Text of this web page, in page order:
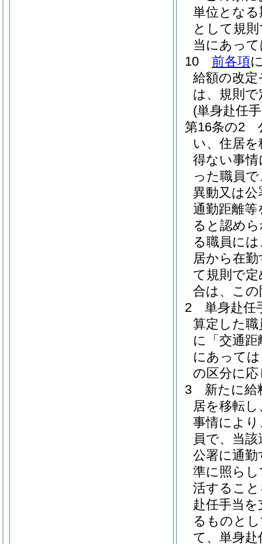
単位とな
として規
当にあっ
10
前各項
給額の改
は、規則
(単身赴任
第16条の2
い、住居
得ない事
った職員
異動又は
通勤距離
ると認め
る職員に
居から在
て規則で
合は、こ
2
単身赴任
算定した
に「交通
にあって
の区分に
3
新たに給
居を移転
事情によ
員で、当
公署に通
準に照ら
活するこ
赴任手当
るものと
て、単身